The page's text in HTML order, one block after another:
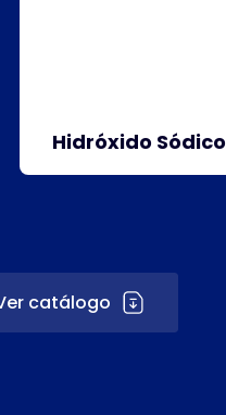
Hidróxido Sódico
catálogo